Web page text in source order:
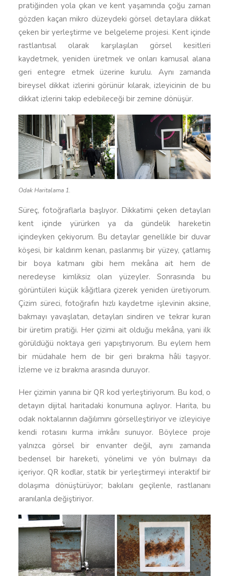
pratiğinden yola çıkan ve kent yaşamında çoğu zaman
gözden kaçan mikro düzeydeki görsel detaylara dikkat
çeken bir yerleştirme ve belgeleme projesi. Kent içinde
rastlantısal olarak karşılaşılan görsel kesitleri
kaydetmek, yeniden üretmek ve onları kamusal alana
geri entegre etmek üzerine kurulu. Aynı zamanda
bireysel dikkat izlerini görünür kılarak, izleyicinin de bu
dikkat izlerini takip edebileceği bir zemine dönüşür.
Odak Haritalama 1.
Süreç, fotoğraflarla başlıyor. Dikkatimi çeken detayları
kent içinde yürürken ya da gündelik hareketin
içindeyken çekiyorum. Bu detaylar genellikle bir duvar
köşesi, bir kaldırım kenarı, paslanmış bir yüzey, çatlamış
bir boya katmanı gibi hem mekâna ait hem de
neredeyse kimliksiz olan yüzeyler. Sonrasında bu
görüntüleri küçük kâğıtlara çizerek yeniden üretiyorum.
Çizim süreci, fotoğrafın hızlı kaydetme işlevinin aksine,
bakmayı yavaşlatan, detayları sindiren ve tekrar kuran
bir üretim pratiği. Her çizimi ait olduğu mekâna, yani ilk
görüldüğü noktaya geri yapıştırıyorum. Bu eylem hem
bir müdahale hem de bir geri bırakma hâli taşıyor.
İzleme ve iz bırakma arasında duruyor.
Her çizimin yanına bir QR kod yerleştiriyorum. Bu kod, o
detayın dijital haritadaki konumuna açılıyor. Harita, bu
odak noktalarının dağılımını görselleştiriyor ve izleyiciye
kendi rotasını kurma imkânı sunuyor. Böylece proje
yalnızca görsel bir envanter değil, aynı zamanda
bedensel bir hareketi, yönelimi ve yön bulmayı da
içeriyor. QR kodlar, statik bir yerleştirmeyi interaktif bir
dolaşıma dönüştürüyor; bakılanı geçilenle, rastlananı
aranılanla değiştiriyor.